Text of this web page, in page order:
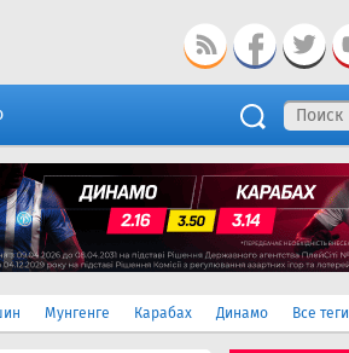
Мунгенге Карабах Динамо Все теги